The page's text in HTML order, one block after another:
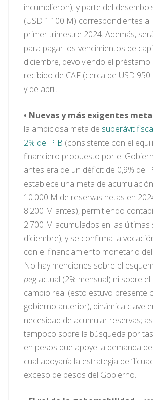
incumplieron); y parte del
(USD 1.100 M) correspondientes a
primer trimestre 2024. Además,
para pagar los vencimientos de
diciembre, devolviendo el préstamo
recibido de CAF (cerca de USD
y de abril.
• Nuevas y más exigentes
la ambiciosa meta de superávit
2% del PIB (consistente con el
financiero propuesto por el
antes era de un déficit de 0,9% del
establece una meta de
10.000 M de reservas netas en
8.200 M antes), permitiendo
2.700 M acumulados en las últimas
diciembre); y se confirma la
con el financiamiento monetario
No hay menciones sobre el
pegactual (2% mensual) ni sobre el
cambio real (esto estuvo presente
gobierno anterior), dinámica clave
necesidad de acumular reservas;
tampoco sobre la búsqueda por
en pesos que apoye la demanda
cual apoyaría la estrategia de
exceso de pesos del Gobierno.